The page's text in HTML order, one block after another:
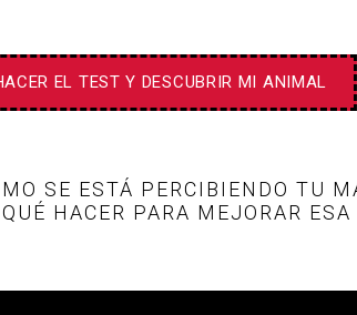
EL TEST Y DESCUBRIR MI ANIMAL
SE ESTÁ PERCIBIENDO TU
HACER PARA MEJORAR